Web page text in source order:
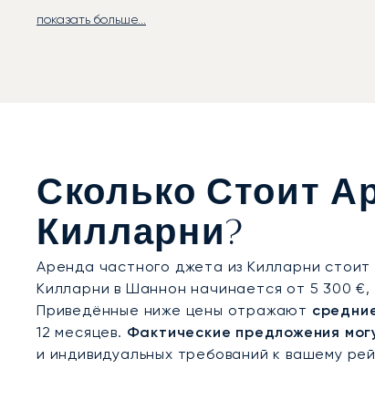
С LunaJets ваше путешествие будет
наслаждаться вашим эксклюзивным
показать больше...
Сколько Стоит
Килларни?
Аренда частного джета из Килларни
Килларни в Шаннон начинается от 5 300 €,
Приведённые ниже цены отражают
12 месяцев. Фактические предложения
и индивидуальных требований к вашему